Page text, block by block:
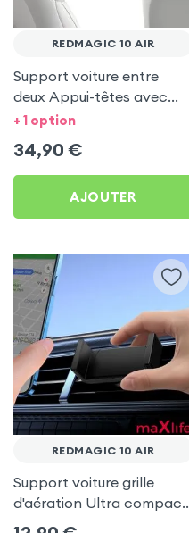
REDMAGIC 10 AIR
Support voiture entre
deux Appui-têtes avec
Tête rotative à 360° pour
+ 1 option
34,90 €
AJOUTER
REDMAGIC 10 AIR
Support voiture grille
d'aération Ultra compact
pour RedMagic 10 Air